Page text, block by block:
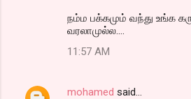
நம்ம பக்கமும் வந்து உங்க
வரலாமுல்ல....
11:57 AM
mohamed said…